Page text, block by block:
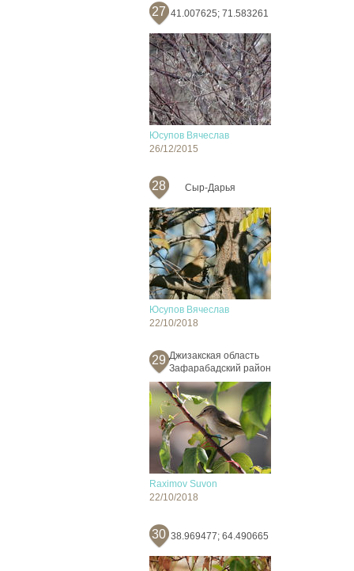
27 41.007625; 71.583261
Юсупов Вячеслав
26/12/2015
28 Сыр-Дарья
Юсупов Вячеслав
22/10/2018
29 Джизакская область
Зафарабадский район
Raximov Suvon
22/10/2018
30 38.969477; 64.490665